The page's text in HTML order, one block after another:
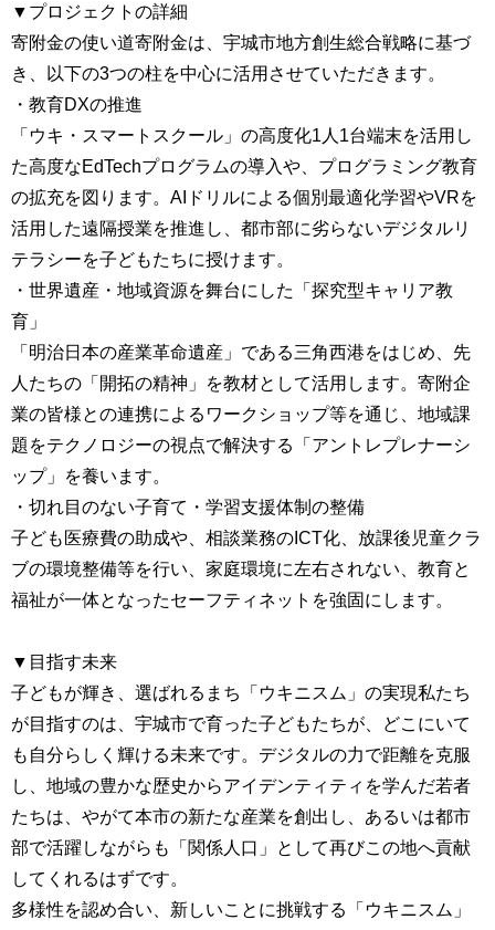
▼プロジェクトの詳細
寄附金の使い道寄附金は、宇城市地方創生総合戦略に基づ
き、以下の3つの柱を中心に活用させていただきます。
・教育DXの推進
「ウキ・スマートスクール」の高度化1人1台端末を活用し
た高度なEdTechプログラムの導入や、プログラミング教育
の拡充を図ります。AIドリルによる個別最適化学習やVRを
活用した遠隔授業を推進し、都市部に劣らないデジタルリ
テラシーを子どもたちに授けます。
・世界遺産・地域資源を舞台にした「探究型キャリア教
育」
「明治日本の産業革命遺産」である三角西港をはじめ、先
人たちの「開拓の精神」を教材として活用します。寄附企
業の皆様との連携によるワークショップ等を通じ、地域課
題をテクノロジーの視点で解決する「アントレプレナーシ
ップ」を養います。
・切れ目のない子育て・学習支援体制の整備
子ども医療費の助成や、相談業務のICT化、放課後児童クラ
ブの環境整備等を行い、家庭環境に左右されない、教育と
福祉が一体となったセーフティネットを強固にします。
▼目指す未来
子どもが輝き、選ばれるまち「ウキニスム」の実現私たち
が目指すのは、宇城市で育った子どもたちが、どこにいて
も自分らしく輝ける未来です。デジタルの力で距離を克服
し、地域の豊かな歴史からアイデンティティを学んだ若者
たちは、やがて本市の新たな産業を創出し、あるいは都市
部で活躍しながらも「関係人口」として再びこの地へ貢献
してくれるはずです。
多様性を認め合い、新しいことに挑戦する「ウキニスム」